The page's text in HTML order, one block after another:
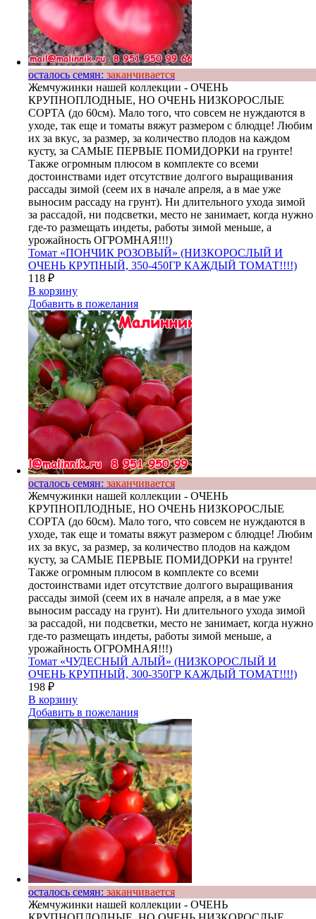
осталось семян: заканчивается
Жемчужинки нашей коллекции - ОЧЕНЬ
КРУПНОПЛОДНЫЕ, НО ОЧЕНЬ НИЗКОРОСЛЫЕ
СОРТА (до 60см). Мало того, что совсем не нуждаются в
уходе, так еще и томаты вяжут размером с блюдце! Любим
их за вкус, за размер, за количество плодов на каждом
кусту, за САМЫЕ ПЕРВЫЕ ПОМИДОРКИ на грунте!
Также огромным плюсом в комплекте со всеми
достоинствами идет отсутствие долгого выращивания
рассады зимой (сеем их в начале апреля, а в мае уже
выносим рассаду на грунт). Ни длительного ухода зимой
за рассадой, ни подсветки, место не занимает, когда нужно
где-то размещать индеты, работы зимой меньше, а
урожайность ОГРОМНАЯ!!!)
Томат «ПОНЧИК РОЗОВЫЙ» (НИЗКОРОСЛЫЙ И
ОЧЕНЬ КРУПНЫЙ, 350-450ГР КАЖДЫЙ ТОМАТ!!!!)
118 ₽
В корзину
Добавить в пожелания
осталось семян: заканчивается
Жемчужинки нашей коллекции - ОЧЕНЬ
КРУПНОПЛОДНЫЕ, НО ОЧЕНЬ НИЗКОРОСЛЫЕ
СОРТА (до 60см). Мало того, что совсем не нуждаются в
уходе, так еще и томаты вяжут размером с блюдце! Любим
их за вкус, за размер, за количество плодов на каждом
кусту, за САМЫЕ ПЕРВЫЕ ПОМИДОРКИ на грунте!
Также огромным плюсом в комплекте со всеми
достоинствами идет отсутствие долгого выращивания
рассады зимой (сеем их в начале апреля, а в мае уже
выносим рассаду на грунт). Ни длительного ухода зимой
за рассадой, ни подсветки, место не занимает, когда нужно
где-то размещать индеты, работы зимой меньше, а
урожайность ОГРОМНАЯ!!!)
Томат «ЧУДЕСНЫЙ АЛЫЙ» (НИЗКОРОСЛЫЙ И
ОЧЕНЬ КРУПНЫЙ, 300-350ГР КАЖДЫЙ ТОМАТ!!!!)
198 ₽
В корзину
Добавить в пожелания
осталось семян: заканчивается
Жемчужинки нашей коллекции - ОЧЕНЬ